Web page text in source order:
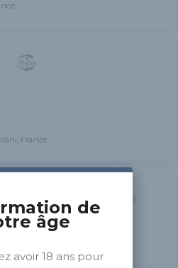
France
Petite Brasserie de
ALERIA, France
de
âge
avoir 18 ans pour